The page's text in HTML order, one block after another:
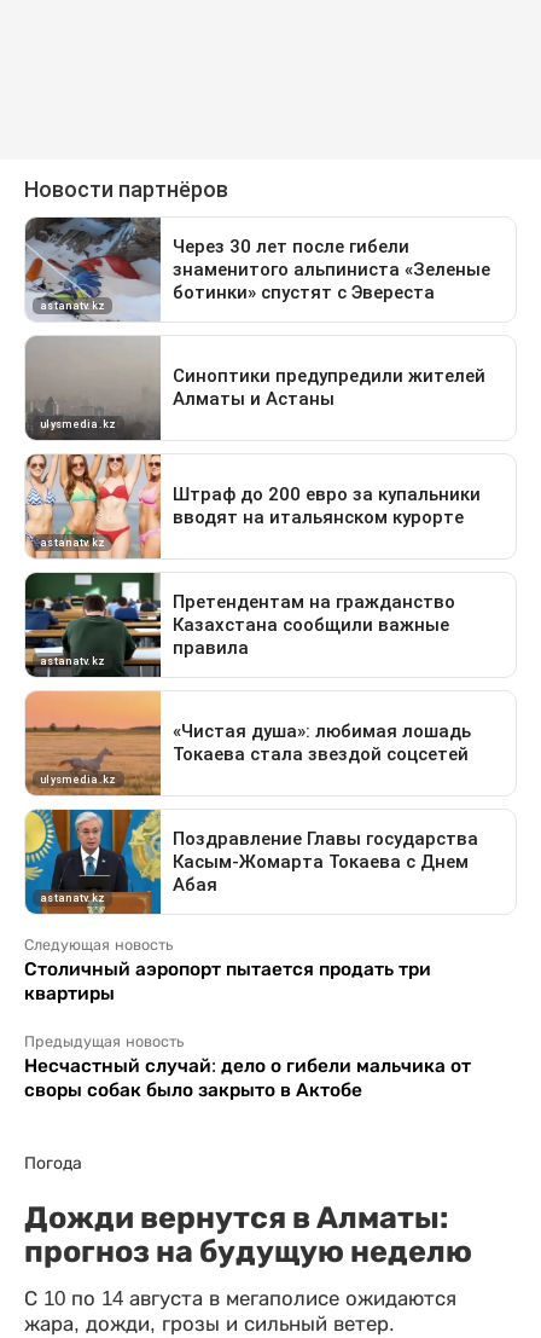
Следующая новость
Столичный аэропорт пытается продать три
квартиры
Предыдущая новость
Несчастный случай: дело о гибели мальчика от
своры собак было закрыто в Актобе
Погода
Дожди вернутся в Алматы:
прогноз на будущую неделю
С 10 по 14 августа в мегаполисе ожидаются
жара, дожди, грозы и сильный ветер.